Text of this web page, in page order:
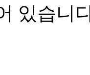
있습니